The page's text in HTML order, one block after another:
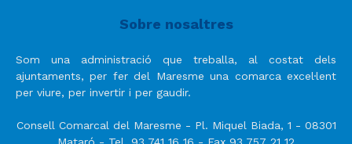
Sobre nosaltres
Som una administració que treballa, al costat dels
ajuntaments, per fer del Maresme una comarca excel·lent
per viure, per invertir i per gaudir.
Consell Comarcal del Maresme - Pl. Miquel Biada, 1 - 08301